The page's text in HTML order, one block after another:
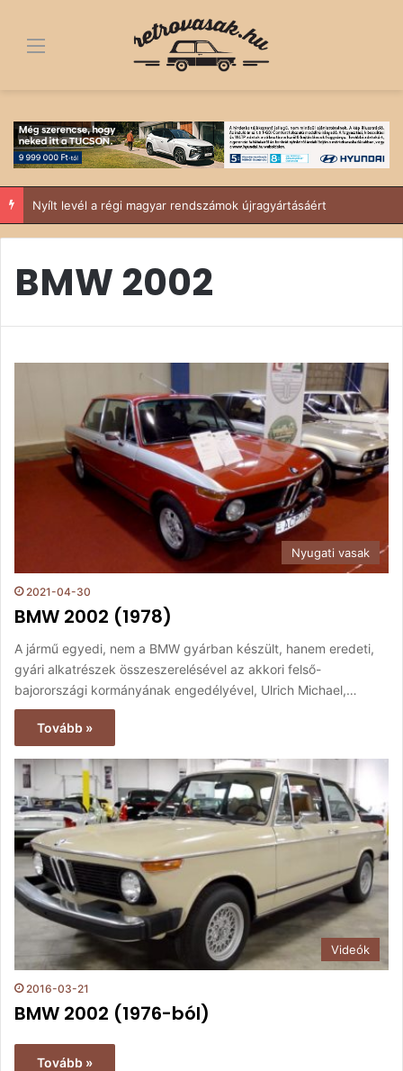
Menü
Nyílt levél a régi magyar rendszámok újragyártásáért
BMW 2002
Nyugati vasak
2021-04-30
BMW 2002 (1978)
A jármű egyedi, nem a BMW gyárban készült, hanem eredeti,
gyári alkatrészek összeszerelésével az akkori felső-
bajorországi kormányának engedélyével, Ulrich Michael,…
Tovább »
Videók
2016-03-21
BMW 2002 (1976-ból)
Tovább »